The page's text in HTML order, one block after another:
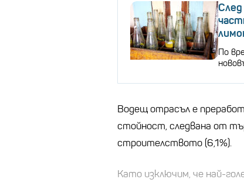
По
Водещ отрасъл е
стойност, следвана от
строителството (6,1%).
Като изключим, че най-